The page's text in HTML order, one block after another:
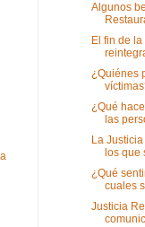
Algunos
El fin de
¿Quiénes
¿Qué
las
La
los que
¿Qué
cuales
Justicia